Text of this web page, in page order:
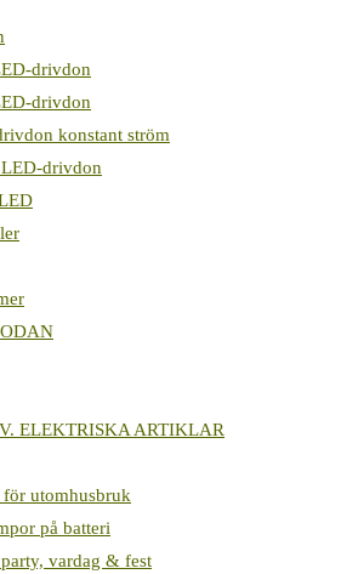
drivdon
drivdon
konstant ström
drivdon
ELEKTRISKA ARTIKLAR
utomhusbruk
på batteri
vardag & fest